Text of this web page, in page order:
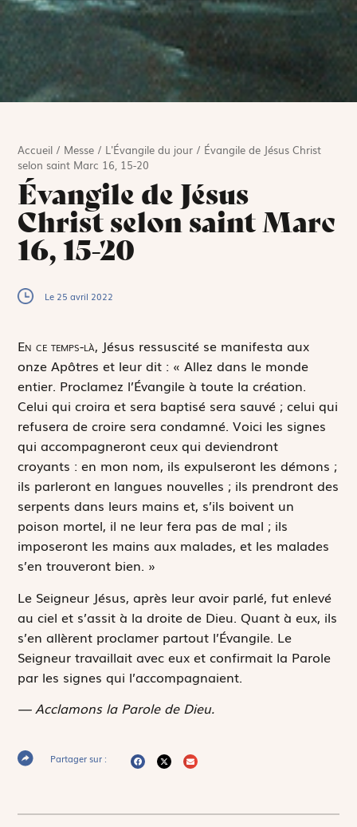
Accueil / Messe / L'Évangile du jour / Évangile de Jésus Christ
selon saint Marc 16, 15-20
Évangile de Jésus
Christ selon saint Marc
16, 15-20
Le 25 avril 2022
En ce temps-là, Jésus ressuscité se manifesta aux
onze Apôtres et leur dit : « Allez dans le monde
entier. Proclamez l’Évangile à toute la création.
Celui qui croira et sera baptisé sera sauvé ; celui qui
refusera de croire sera condamné. Voici les signes
qui accompagneront ceux qui deviendront
croyants : en mon nom, ils expulseront les démons ;
ils parleront en langues nouvelles ; ils prendront des
serpents dans leurs mains et, s’ils boivent un
poison mortel, il ne leur fera pas de mal ; ils
imposeront les mains aux malades, et les malades
s’en trouveront bien. »
Le Seigneur Jésus, après leur avoir parlé, fut enlevé
au ciel et s’assit à la droite de Dieu. Quant à eux, ils
s’en allèrent proclamer partout l’Évangile. Le
Seigneur travaillait avec eux et confirmait la Parole
par les signes qui l’accompagnaient.
— Acclamons la Parole de Dieu.
Partager sur :